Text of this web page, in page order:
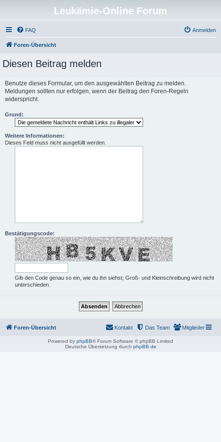
Leukämie-Online Forum
FAQ Anmelden
Foren-Übersicht
Diesen Beitrag melden
Benutze dieses Formular, um den ausgewählten Beitrag zu melden.
Meldungen sollten nur erfolgen, wenn der Beitrag den Foren-Regeln
widerspricht.
Grund:
Weitere Informationen:
Dieses Feld muss nicht ausgefüllt werden.
Bestätigungscode:
Gib den Code genau so ein, wie du ihn siehst; Groß- und Kleinschreibung wird nicht
unterschieden.
Foren-Übersicht Mitglieder
Das Team
Kontakt
Powered by phpBB® Forum Software © phpBB Limited
Deutsche Übersetzung durch phpBB.de